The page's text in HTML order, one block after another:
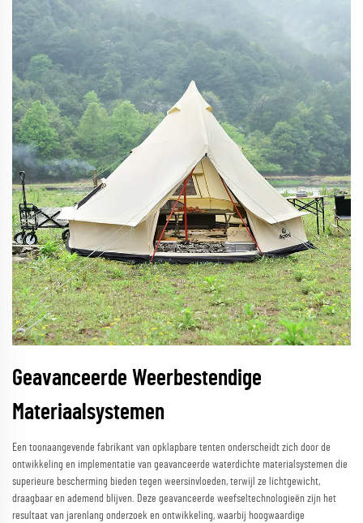
Geavanceerde Weerbestendige
Materiaalsystemen
Een toonaangevende fabrikant van opklapbare tenten onderscheidt zich door de
ontwikkeling en implementatie van geavanceerde waterdichte materialsystemen die
superieure bescherming bieden tegen weersinvloeden, terwijl ze lichtgewicht,
draagbaar en ademend blijven. Deze geavanceerde weefseltechnologieën zijn het
resultaat van jarenlang onderzoek en ontwikkeling, waarbij hoogwaardige